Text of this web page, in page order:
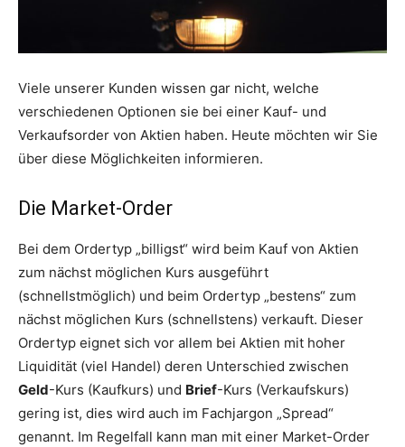
Viele unserer Kunden wissen gar nicht, welche
verschiedenen Optionen sie bei einer Kauf- und
Verkaufsorder von Aktien haben. Heute möchten wir Sie
über diese Möglichkeiten informieren.
Die Market-Order
Bei dem Ordertyp „billigst“ wird beim Kauf von Aktien
zum nächst möglichen Kurs ausgeführt
(schnellstmöglich) und beim Ordertyp „bestens“ zum
nächst möglichen Kurs (schnellstens) verkauft. Dieser
Ordertyp eignet sich vor allem bei Aktien mit hoher
Liquidität (viel Handel) deren Unterschied zwischen
Geld-Kurs (Kaufkurs) und Brief-Kurs (Verkaufskurs)
gering ist, dies wird auch im Fachjargon „Spread“
genannt. Im Regelfall kann man mit einer Market-Order